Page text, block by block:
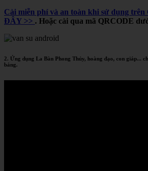
Cài miễn phí và an toàn khi sử dụng trên
ĐÂY >> . Hoặc cài qua mã QRCODE
2. Ứng dụng La Bàn Phong Thủy, hoàng đạo, con giáp...
bảng.